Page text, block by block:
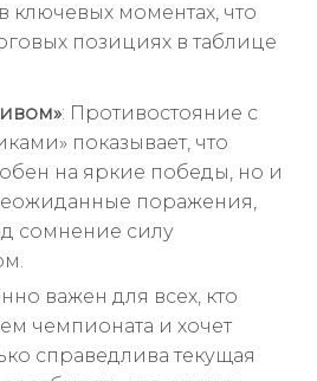
ключевых моментах, что
позициях в таблице
: Противостояние с
показывает, что
на яркие победы, но и
поражения,
сомнение силу
важен для всех, кто
чемпионата и хочет
справедлива текущая